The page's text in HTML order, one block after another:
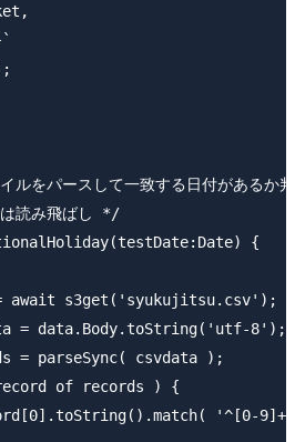
ルをパースして一致する日付があるか
読み飛ばし */
{
await s3get('syukujitsu.csv');
= data.Body.toString('utf-8');
= parseSync( csvdata );
of records ) {
'^[0-